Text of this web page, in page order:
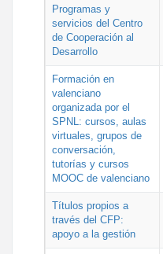
Programas y
servicios del Centro
de Cooperación al
Desarrollo
Formación en
valenciano
organizada por el
SPNL: cursos, aulas
virtuales, grupos de
conversación,
tutorías y cursos
MOOC de valenciano
Títulos propios a
través del CFP:
apoyo a la gestión